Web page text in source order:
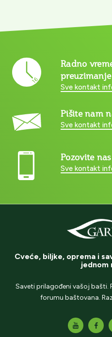
Radno
preuzimanje
Sve kontakt
Pišite nam
Sve kontakt
Pozovite
Sve kontakt
Cveće, biljke, oprema i
jednom
Saveti prilagođeni vašoj
forumu baštovana.